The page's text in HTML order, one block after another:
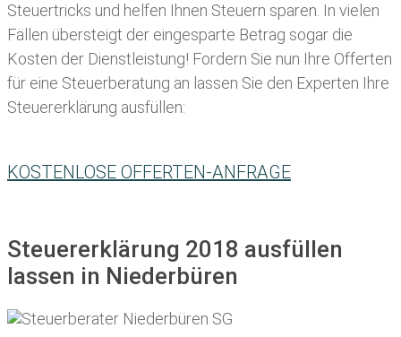
Steuertricks und helfen Ihnen Steuern sparen. In vielen
Fällen übersteigt der eingesparte Betrag sogar die
Kosten der Dienstleistung! Fordern Sie nun Ihre Offerten
für eine Steuerberatung an lassen Sie den Experten Ihre
Steuererklärung ausfüllen:
KOSTENLOSE OFFERTEN-ANFRAGE
Steuererklärung 2018 ausfüllen
lassen in Niederbüren